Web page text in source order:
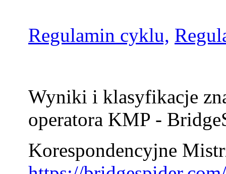
Regulamin cyklu,
Wyniki i klasyfikacje
operatora KMP -
Korespondencyjne